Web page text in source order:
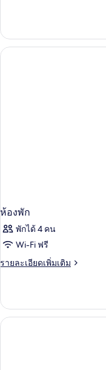
เกี่ยว
กับ
DOUBLE
ห้องพัก
พักได้ 4 คน
Wi-Fi ฟรี
รายละเอียดเพิ่มเติม
ราย
เกี่ยว
กับ
ห้อง